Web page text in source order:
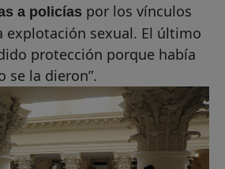
a policías por los vínculos
explotación sexual. El último
protección porque había
se la dieron”.